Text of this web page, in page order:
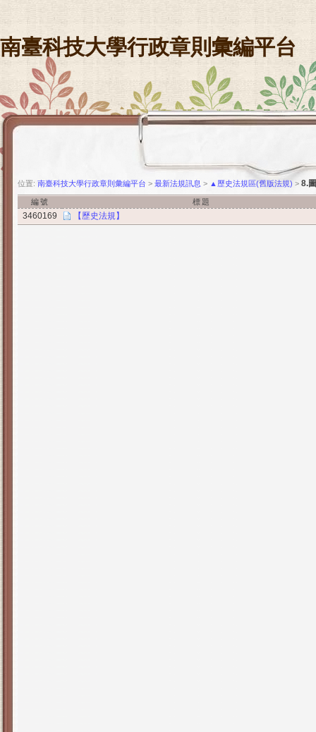
南臺科技大學行政章則彙編平台
位置: 南臺科技大學行政章則彙編平台 > 最新法規訊息 > ▲歷史法規區(舊版法規) > 8.
編號 標題
3460169 【歷史法規】